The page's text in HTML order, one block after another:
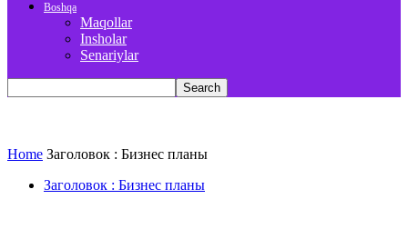
Boshqa
Maqollar
Insholar
Senariylar
Home Заголовок : Бизнес планы
Заголовок : Бизнес планы